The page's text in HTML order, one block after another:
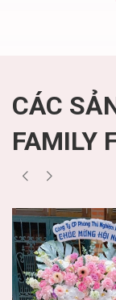
CÁC
FAMILY